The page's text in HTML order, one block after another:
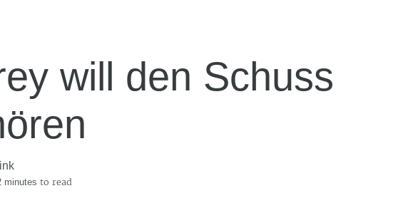
will den Schuss
minutes to read